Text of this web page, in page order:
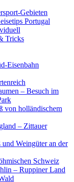
Gebieten
Portugal
Tricks
Eisenbahn
– Besuch im
von holländischem
– Zittauer
Weingüter an der
Schweiz
– Ruppiner Land